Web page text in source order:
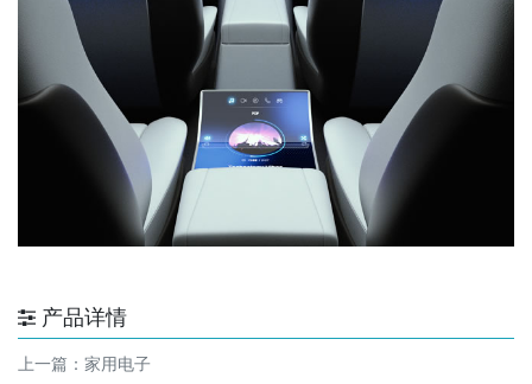
产品详情
上一篇： 家用电子